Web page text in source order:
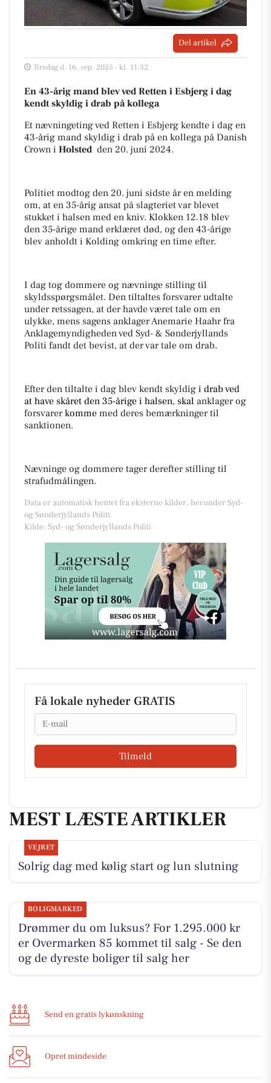
Del artikel
Tirsdag d. 16. sep. 2025 - kl. 11:32
En 43-årig mand blev ved Retten i Esbjerg i dag
kendt skyldig i drab på kollega
Et nævningeting ved Retten i Esbjerg kendte i dag en
43-årig mand skyldig i drab på en kollega på Danish
Crown i Holsted den 20. juni 2024.
Politiet modtog den 20. juni sidste år en melding
om, at en 35-årig ansat på slagteriet var blevet
stukket i halsen med en kniv. Klokken 12.18 blev
den 35-årige mand erklæret død, og den 43-årige
blev anholdt i Kolding omkring en time efter.
I dag tog dommere og nævninge stilling til
skyldsspørgsmålet. Den tiltaltes forsvarer udtalte
under retssagen, at der havde været tale om en
ulykke, mens sagens anklager Anemarie Haahr fra
Anklagemyndigheden ved Syd- & Sønderjyllands
Politi fandt det bevist, at der var tale om drab.
Efter den tiltalte i dag blev kendt skyldig i drab ved
at have skåret den 35-årige i halsen, skal anklager og
forsvarerkomme med deres bemærkninger til
sanktionen.
Nævninge og dommere tager derefter stilling til
strafudmålingen.
Data er automatisk hentet fra eksterne kilder, herunder Syd-
og Sønderjyllands Politi.
Kilde: Syd- og Sønderjyllands Politi
Få lokale nyheder GRATIS
Email
Tilmeld
MEST LÆSTE ARTIKLER
VEJRET
Solrig dag med kølig start og lun slutning
BOLIGMARKED
Drømmer du om luksus? For 1.295.000 kr
er Overmarken 85 kommet til salg - Se den
og de dyreste boliger til salg her
Send en gratis lykønskning
Opret mindeside